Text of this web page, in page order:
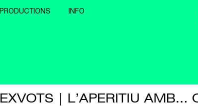
PRODUCTIONS INFO
EXVOTS | L’APERITIU AMB…